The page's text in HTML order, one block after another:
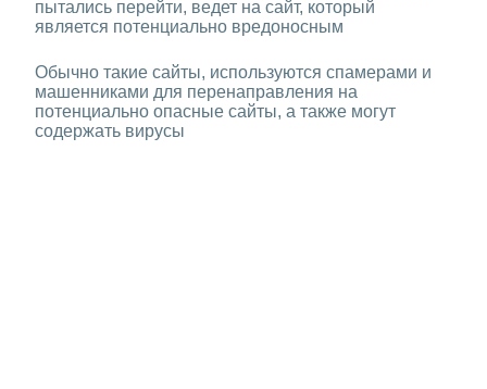
пытались перейти, ведет на сайт, который
является потенциально вредоносным
Обычно такие сайты, используются спамерами и
машенниками для перенаправления на
потенциально опасные сайты, а также могут
содержать вирусы